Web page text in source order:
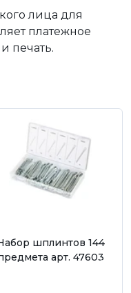
лица для
платежное
печать.
шплинтов 144
арт. 47603